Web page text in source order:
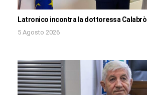
Latronico incontra la dottoressa Calabrò
5 Agosto 2026